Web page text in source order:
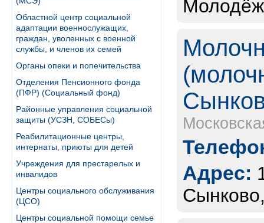
Областной центр социальной
адаптации военнослужащих,
граждан, уволенных с военной
службы, и членов их семей
Органы опеки и попечительства
Отделения Пенсионного фонда
(ПФР) (Социальный фонд)
Районные управления социальной
защиты (УСЗН, СОБЕСы)
Реабилитационные центры,
интернаты, приюты для детей
Учреждения для престарелых и
инвалидов
Центры социального обслуживания
(ЦСО)
Центры социальной помощи семье
Адрес: